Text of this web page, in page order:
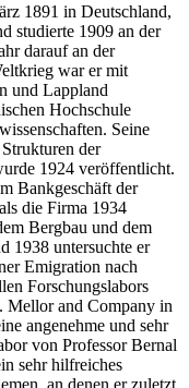
1891 in Deutschland,
studierte 1909 an der
darauf an der
war er mit
und Lappland
Hochschule
Seine
der
1924 veröffentlicht.
Bankgeschäft der
die Firma 1934
Bergbau und dem
1938 untersuchte er
Emigration nach
Forschungslabors
Mellor and Company in
angenehme und sehr
von Professor Bernal
sehr hilfreiches
an denen er zuletzt